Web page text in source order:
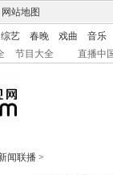
网站地图
综艺 春晚 戏曲 音乐
节目大全 直播中
闻联播 >